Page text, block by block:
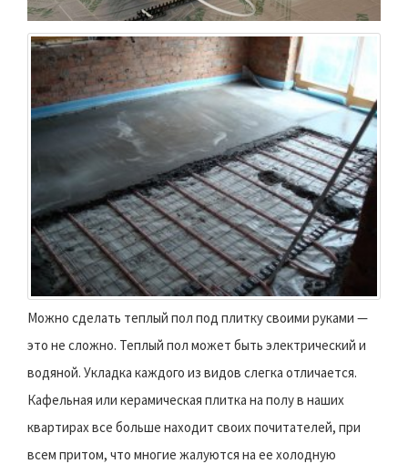
Можно сделать теплый пол под плитку своими руками —
это не сложно. Теплый пол может быть электрический и
водяной. Укладка каждого из видов слегка отличается.
Кафельная или керамическая плитка на полу в наших
квартирах все больше находит своих почитателей, при
всем притом, что многие жалуются на ее холодную